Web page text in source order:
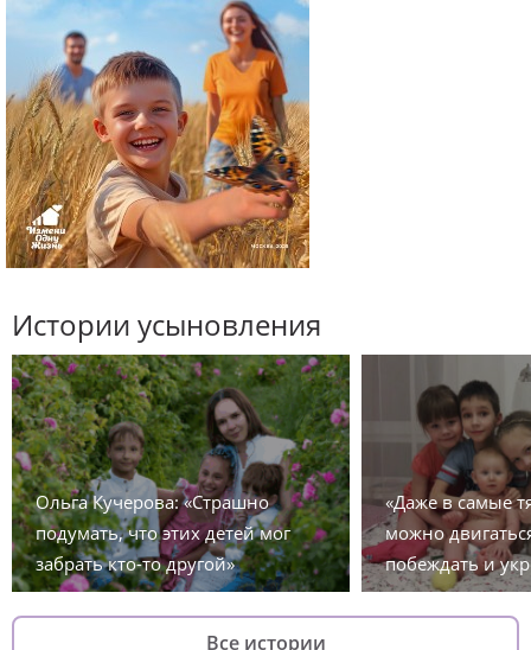
Истории усыновления
Ольга Кучерова: «Страшно
подумать, что этих детей мог
забрать кто-то другой»
«Даже в самые
можно
побеждать и
Все истории